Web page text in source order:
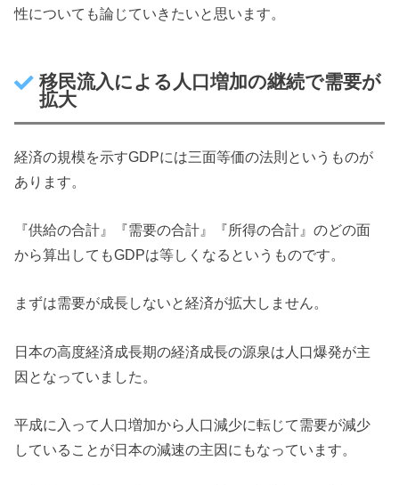
性についても論じていきたいと思います。
移民流入による人口増加の継続で需要が
拡大
経済の規模を示すGDPには三面等価の法則というものが
あります。
『供給の合計』『需要の合計』『所得の合計』のどの面
から算出してもGDPは等しくなるというものです。
まずは需要が成長しないと経済が拡大しません。
日本の高度経済成長期の経済成長の源泉は人口爆発が主
因となっていました。
平成に入って人口増加から人口減少に転じて需要が減少
していることが日本の減速の主因にもなっています。